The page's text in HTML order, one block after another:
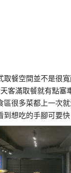
取餐空間並不是很寬
客滿取餐就有點塞
區很多菜都上一次就
到想吃的手腳可要快